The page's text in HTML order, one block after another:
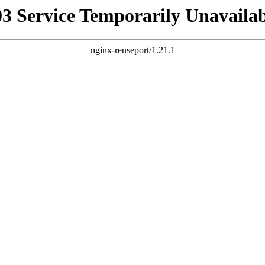
Service Temporarily
nginx-reuseport/1.21.1